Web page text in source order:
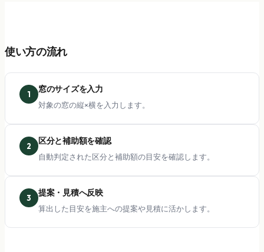
使い方の流れ
1
窓のサイズを入力
対象の窓の縦×横を入力します。
2
区分と補助額を確認
自動判定された区分と補助額の目安を確認します。
3
提案・見積へ反映
算出した目安を施主への提案や見積に活かします。